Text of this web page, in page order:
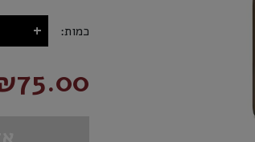
במסירות
ומייצגת
כמות: +